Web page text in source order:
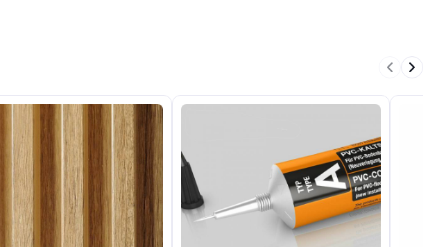
Рельефная структура, с легким эффектом
древесных пор
Допуск изменения рабочего слоя
Коэффициент противоскольжения
Срок службы
Шумоизоляция